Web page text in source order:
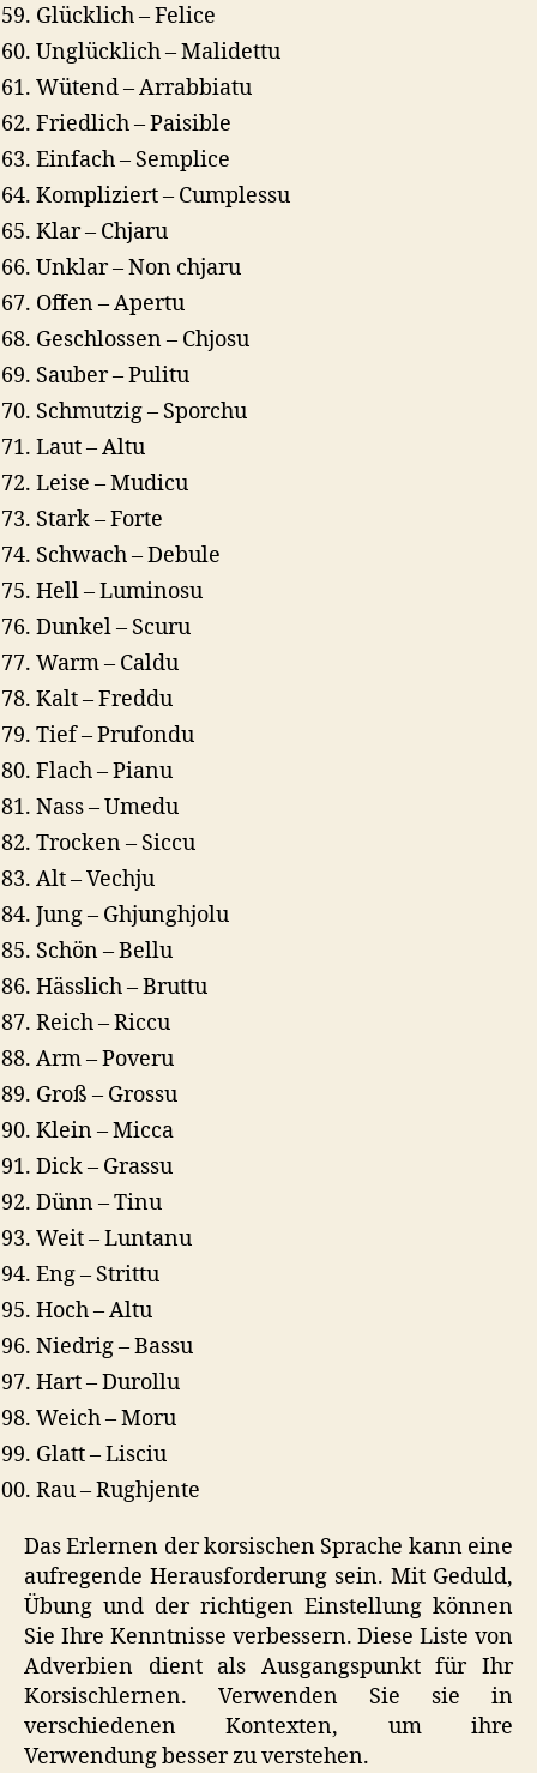
Glücklich – Felice
Unglücklich – Malidettu
Wütend – Arrabbiatu
Friedlich – Paisible
Einfach – Semplice
Kompliziert – Cumplessu
Klar – Chjaru
Unklar – Non chjaru
Offen – Apertu
Geschlossen – Chjosu
Sauber – Pulitu
Schmutzig – Sporchu
Laut – Altu
Leise – Mudicu
Stark – Forte
Schwach – Debule
Hell – Luminosu
Dunkel – Scuru
Warm – Caldu
Kalt – Freddu
Tief – Prufondu
Flach – Pianu
Nass – Umedu
Trocken – Siccu
Alt – Vechju
Jung – Ghjunghjolu
Schön – Bellu
Hässlich – Bruttu
Reich – Riccu
Arm – Poveru
Groß – Grossu
Klein – Micca
Dick – Grassu
Dünn – Tinu
Weit – Luntanu
Eng – Strittu
Hoch – Altu
Niedrig – Bassu
Hart – Durollu
Weich – Moru
Glatt – Lisciu
Rau – Rughjente
Das Erlernen der korsischen Sprache kann eine
aufregende Herausforderung sein. Mit Geduld,
Übung und der richtigen Einstellung können
Sie Ihre Kenntnisse verbessern. Diese Liste von
Adverbien dient als Ausgangspunkt für Ihr
Korsischlernen. Verwenden Sie sie in
verschiedenen Kontexten, um ihre
Verwendung besser zu verstehen.